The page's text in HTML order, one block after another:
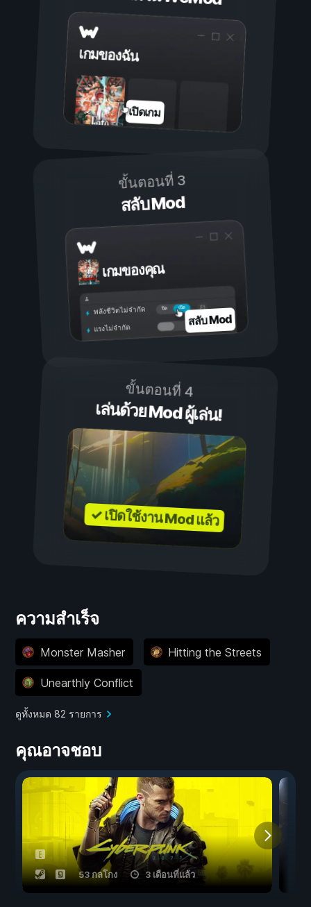
เกมของฉัน
เปิดเกม
ขั้นตอนที่ 3
สลับ Mod
เกมของคุณ
เปิด
ปิด
พลังชีวิตไม่จำกัด
แรงไม่จำกัด สลับ Mod
ขั้นตอนที่ 4
เล่นด้วย Mod ผู้เล่น!
✓ เปิดใช้งาน Mod แล้ว
ความสำเร็จ
Monster Masher Hitting the Streets
Unearthly Conflict
ดูทั้งหมด 82 รายการ
คุณอาจชอบ
53 กลโกง 3 เดือนที่แล้ว